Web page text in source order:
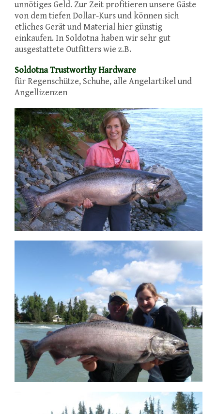
unnötiges Geld. Zur Zeit profitieren unsere Gäste
von dem tiefen Dollar-Kurs und können sich
etliches Gerät und Material hier günstig
einkaufen. In Soldotna haben wir sehr gut
ausgestattete Outfitters wie z.B.
Soldotna Trustworthy Hardware
für Regenschütze, Schuhe, alle Angelartikel und
Angellizenzen